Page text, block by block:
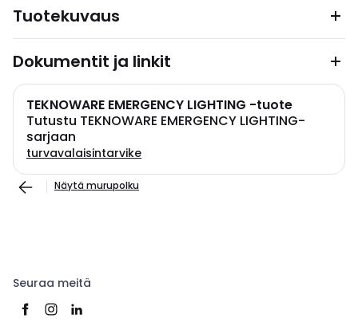
Tuotekuvaus
Dokumentit ja linkit
TEKNOWARE EMERGENCY LIGHTING -tuote
Tutustu TEKNOWARE EMERGENCY LIGHTING-
sarjaan
turvavalaisintarvike
Näytä murupolku
Seuraa meitä